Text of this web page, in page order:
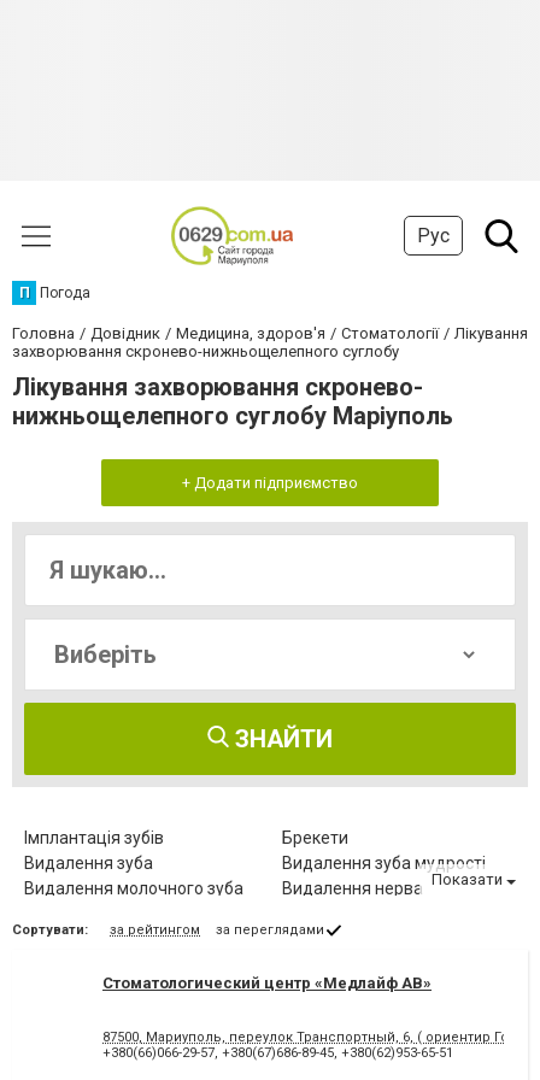
Рус
П Погода
Головна Довідник Медицина, здоров'я Стоматології
Лікування
захворювання скронево-нижньощелепного суглобу
Лікування захворювання скронево-
нижньощелепного суглобу Маріуполь
+ Додати підприємство
ЗНАЙТИ
Імплантація зубів
Брекети
Видалення зуба
Видалення зуба мудрості
Видалення молочного зуба
Видалення нерва
Відбілювання зубів
Вініри
Діагностика зубів
Елайнери
Зубні протези
Клиновидний дефект зубів
Комп'ютерна томографія
Коронка безметалова
Показати
Сортувати: за рейтингом за переглядами
Стоматологический центр «Медлайф АВ»
87500, Мариуполь, переулок Транспортный, 6, ( ориентир
+380(66)066-29-57, +380(67)686-89-45, +380(62)953-65-51